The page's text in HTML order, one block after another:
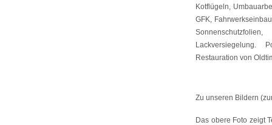
Kotflügeln,
GFK,
Lackversiegelung.
Restauration von
Zu unseren Bildern
Das obere Foto zeigt